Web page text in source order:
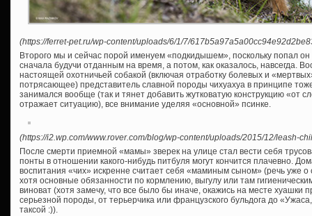
(https://ferret-pet.ru/wp-content/uploads/6/1/7/
Второго мы и сейчас порой именуем «подкидышем», поскольку попал он
сначала будучи отданным на время, а потом, как оказалось, навсегда.
настоящей охотничьей собакой (включая отработку болевых и
потрясающее) представитель славной породы чихуахуа в принципе
занимался вообще (так и тянет добавить жутковатую конструкцию «от
отражает ситуацию), все внимание уделяя «основной» псинке.
(https://i2.wp.com/www.rover.com/blog/wp-content/uploads/2015/12/leash-
После смерти приемной «мамы» зверек на улице стал вести себя
понты в отношении какого-нибудь питбуля могут кончится плачевно.
воспитания «чих» искренне считает себя «маминым сыном» (речь уже о
хотя основные обязанности по кормлению, выгулу или там
виноват (хотя замечу, что все было бы иначе, окажись на месте хуашки
серьезной породы, от терьерчика или французского бульдога до
таксой :)).